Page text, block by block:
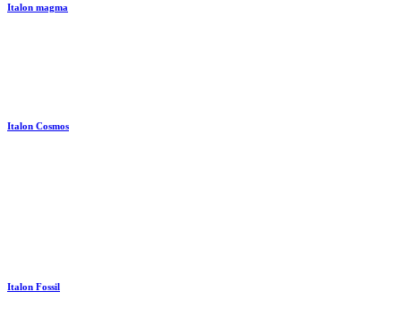
Italon magma
Italon Cosmos
Italon Fossil